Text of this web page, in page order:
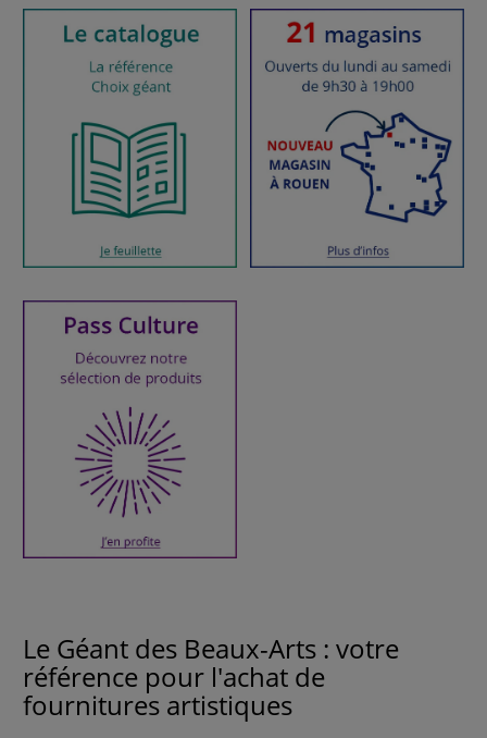
Le Géant des Beaux-Arts : votre
référence pour l'achat de
fournitures artistiques